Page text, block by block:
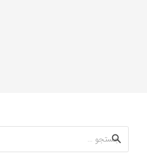
جستجو
برای: